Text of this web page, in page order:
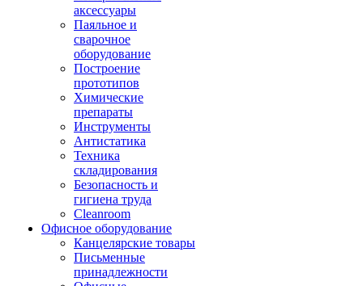
аксессуары
Паяльное и
сварочное
оборудование
Построение
прототипов
Химические
препараты
Инструменты
Aнтистатика
Техника
складирования
Безопасность и
гигиена труда
Cleanroom
Офисное оборудование
Канцелярские товары
Письменные
принадлежности